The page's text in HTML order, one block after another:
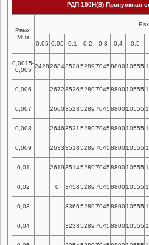
РДП-100Н(В) Пропускная
Рвых.
МПа
0,05 0,06 0,1 0,2 0,3 0,4 0,5
0,0015-
0,005
24282684352852897045880010555
0,006 2672352652897045880010555
0,007 2660352352897045880010555
0,008 26463521 52897045880010555
0,009 2633351852897045880010555
0,01 2619351452897045880010555
0,02 0 345852897045880010555
0,03 336652897045880010555
0,04 323352897045880010555